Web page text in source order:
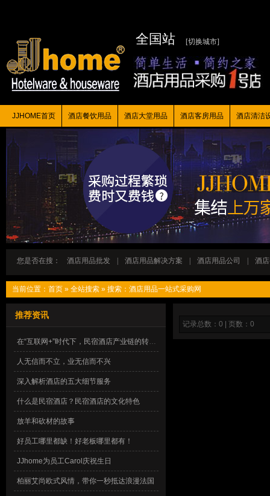
全国站 [切换城市]
JJHOME首页 酒店餐饮用品 酒店大堂用品 酒店客房用品 酒店清洁
您是否在搜： 酒店用品批发 酒店用品解决方案 酒店用品公司 酒
当前位置： 首页 » 全站搜索 » 搜索：酒店用品一站式采购网
记录总数：0 | 页数：0
推荐资讯
在“互联网+”时代下，民宿酒店产业链的转型之路
人无信而不立，业无信而不兴
深入解析酒店的五大细节服务
什么是民宿酒店？民宿酒店的文化特色
放羊和砍材的故事
好员工哪里都缺！好老板哪里都有！
JJhome为员工Carol庆祝生日
柏丽艾尚欧式风情，带你一秒抵达浪漫法国